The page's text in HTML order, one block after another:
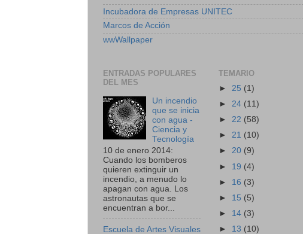
Incubadora de Empresas UNITEC
Marcos de Acción
wwWallpaper
ENTRADAS POPULARES
DEL MES
Un incendio
que se inicia
con agua -
Ciencia y
Tecnología
10 de enero 2014:
Cuando los bomberos
quieren extinguir un
incendio, a menudo lo
apagan con agua. Los
astronautas que se
encuentran a bor...
Escuela de Artes Visuales
TEMARIO
► 25 (1)
► 24 (11)
► 22 (58)
► 21 (10)
► 20 (9)
► 19 (4)
► 16 (3)
► 15 (5)
► 14 (3)
► 13 (10)